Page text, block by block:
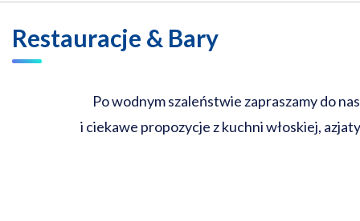
Restauracje & Bary
Po wodnym szaleństwie zapraszamy do
i ciekawe propozycje z kuchni włoskiej,